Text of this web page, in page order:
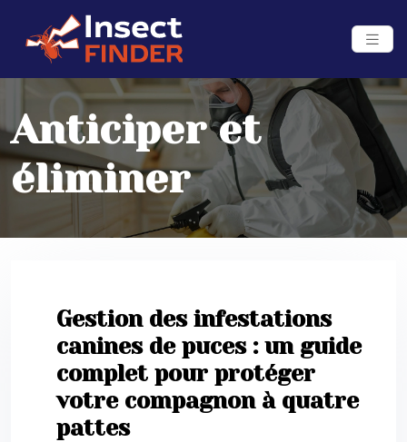
Anticiper et
éliminer
Gestion des infestations
canines de puces : un guide
complet pour protéger
votre compagnon à quatre
pattes